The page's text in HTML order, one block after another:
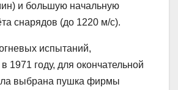
и большую начальную
снарядов (до 1220 м/с).
испытаний,
1971 году, для окончательной
выбрана пушка фирмы